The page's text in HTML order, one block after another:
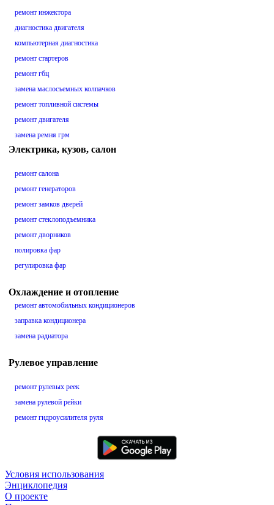
ремонт инжектора
диагностика двигателя
компьютерная диагностика
ремонт стартеров
ремонт гбц
замена маслосъемных колпачков
ремонт топливной системы
ремонт двигателя
замена ремня грм
Электрика, кузов, салон
ремонт салона
ремонт генераторов
ремонт замков дверей
ремонт стеклоподъемника
ремонт дворников
полировка фар
регулировка фар
Охлаждение и отопление
ремонт автомобильных кондиционеров
заправка кондиционера
замена радиатора
Рулевое управление
ремонт рулевых реек
замена рулевой рейки
ремонт гидроусилителя руля
Условия использования
Энциклопедия
О проекте